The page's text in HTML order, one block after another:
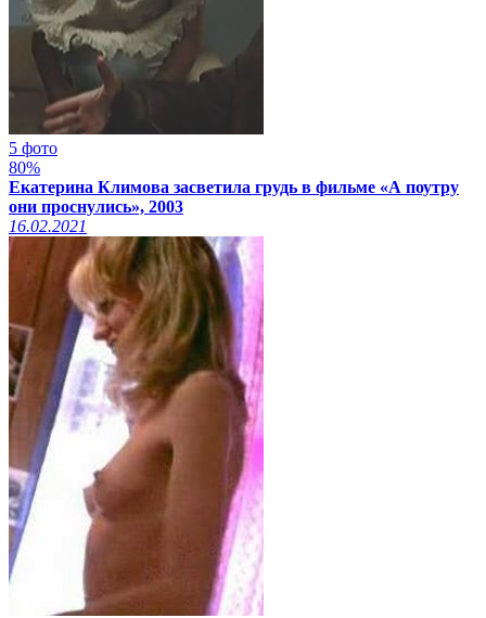
5 фото
80%
Екатерина Климова засветила грудь в фильме «А поутру
они проснулись», 2003
16.02.2021